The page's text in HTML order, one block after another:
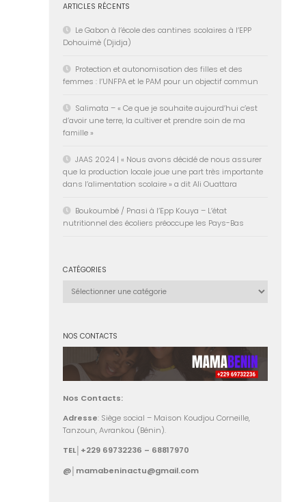
ARTICLES RÉCENTS
Le Gabon à l’école des cantines scolaires à l’EPP
Dohouimè (Djidja)
Protection et autonomisation des filles et des
femmes : l’UNFPA et le PAM pour un objectif commun
Salimata – « Ce que je souhaite aujourd’hui c’est
d’avoir une terre, la cultiver et prendre soin de ma
famille »
JAAS 2024 | « Nous avons décidé de nous assurer
que la production locale joue une part très importante
dans l’alimentation scolaire » a dit Ali Ouattara
Boukoumbé / Pnasi à l’Epp Kouya – L’état
nutritionnel des écoliers préoccupe les Pays-Bas
CATÉGORIES
NOS CONTACTS
Nos Contacts:
Adresse: Siège social – Maison Koudjou Corneille,
Tanzoun, Avrankou (Bénin).
TEL│+229 69732236 – 68817970
@│mamabeninactu@gmail.com